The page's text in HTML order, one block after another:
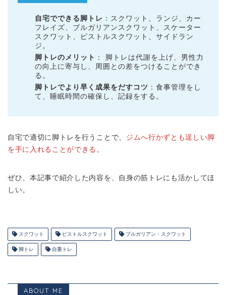
自宅でできる脚トレ ：スクワット、ランジ、カー
フレイズ、ブルガリアンスクワット、スケーター
スクワット、ピストルスクワット、サイドラン
ジ。
脚トレのメリット ： 脚トレは代謝を上げ、男性力
の向上に寄与し、周囲との差をつけることができ
る。
脚トレでより早く成果をだすコツ ：食事管理をし
て、睡眠時間の確保し、記録をする。
自宅で適切に脚トレを行うことで、 ジムへ行かずとも逞しい脚
を手に入れることができる。
ぜひ、本記事で紹介した内容を、自身の筋トレにも活かしてほ
しい。
スクワット ピストルスクワット ブルガリアン・スクワット
脚トレ 自重トレ
ABOUT ME